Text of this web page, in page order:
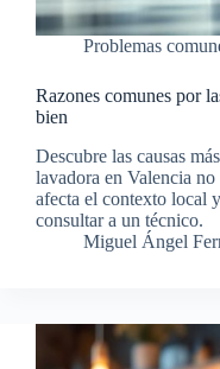
Problemas
Razones comunes por
bien
Descubre las causas
lavadora en Valencia
afecta el contexto local
consultar a un técnico.
Miguel Ángel